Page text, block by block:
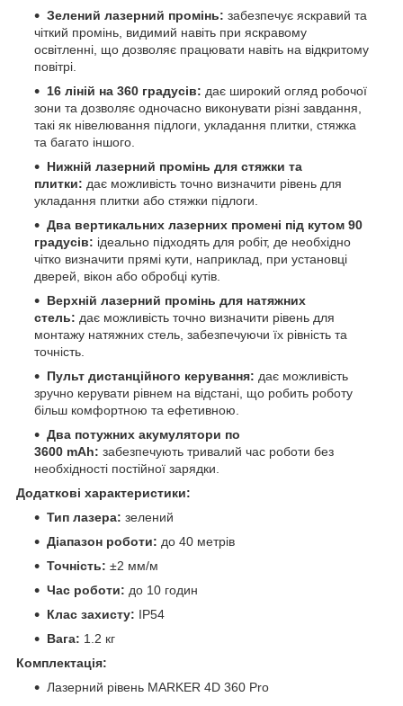
Зелений лазерний промінь: забезпечує яскравий та
чіткий промінь, видимий навіть при яскравому
освітленні, що дозволяє працювати навіть на відкритому
повітрі.
16 ліній на 360 градусів: дає широкий огляд робочої
зони та дозволяє одночасно виконувати різні завдання,
такі як нівелювання підлоги, укладання плитки, стяжка
та багато іншого.
Нижній лазерний промінь для стяжки та
плитки: дає можливість точно визначити рівень для
укладання плитки або стяжки підлоги.
Два вертикальних лазерних промені під кутом 90
градусів: ідеально підходять для робіт, де необхідно
чітко визначити прямі кути, наприклад, при установці
дверей, вікон або обробці кутів.
Верхній лазерний промінь для натяжних
стель: дає можливість точно визначити рівень для
монтажу натяжних стель, забезпечуючи їх рівність та
точність.
Пульт дистанційного керування: дає можливість
зручно керувати рівнем на відстані, що робить роботу
більш комфортною та ефетивною.
Два потужних акумулятори по
3600 mAh: забезпечують тривалий час роботи без
необхідності постійної зарядки.
Додаткові характеристики:
Тип лазера: зелений
Діапазон роботи: до 40 метрів
Точність: ±2 мм/м
Час роботи: до 10 годин
Клас захисту: IP54
Вага: 1.2 кг
Комплектація:
Лазерний рівень MARKER 4D 360 Pro